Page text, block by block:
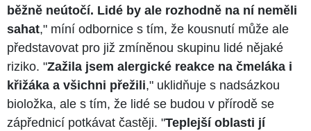
běžně neútočí. Lidé by ale rozhodně na ní neměli
sahat," míní odbornice s tím, že kousnutí může ale
představovat pro již zmíněnou skupinu lidé nějaké
riziko. "Zažila jsem alergické reakce na čmeláka i
křižáka a všichni přežili," uklidňuje s nadsázkou
bioložka, ale s tím, že lidé se budou v přírodě se
zápřednicí potkávat častěji. "Teplejší oblasti jí